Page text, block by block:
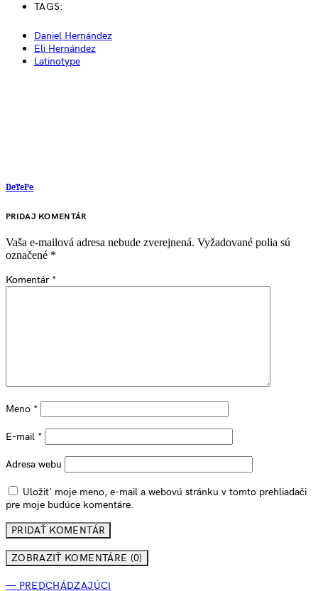
TAGS:
Daniel Hernández
Eli Hernández
Latinotype
DeTePe
PRIDAJ KOMENTÁR
Vaša e-mailová adresa nebude zverejnená. Vyžadované polia sú
označené *
Komentár *
Meno *
E-mail *
Adresa webu
Uložiť moje meno, e-mail a webovú stránku v tomto prehliadači
pre moje budúce komentáre.
ZOBRAZIŤ KOMENTÁRE (0)
— PREDCHÁDZAJÚCI